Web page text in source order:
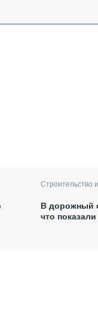
Строительство
В дорожный
что